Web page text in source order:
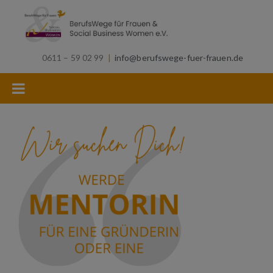
0611 – 59 02 99 | info@berufswege-fuer-frauen.de